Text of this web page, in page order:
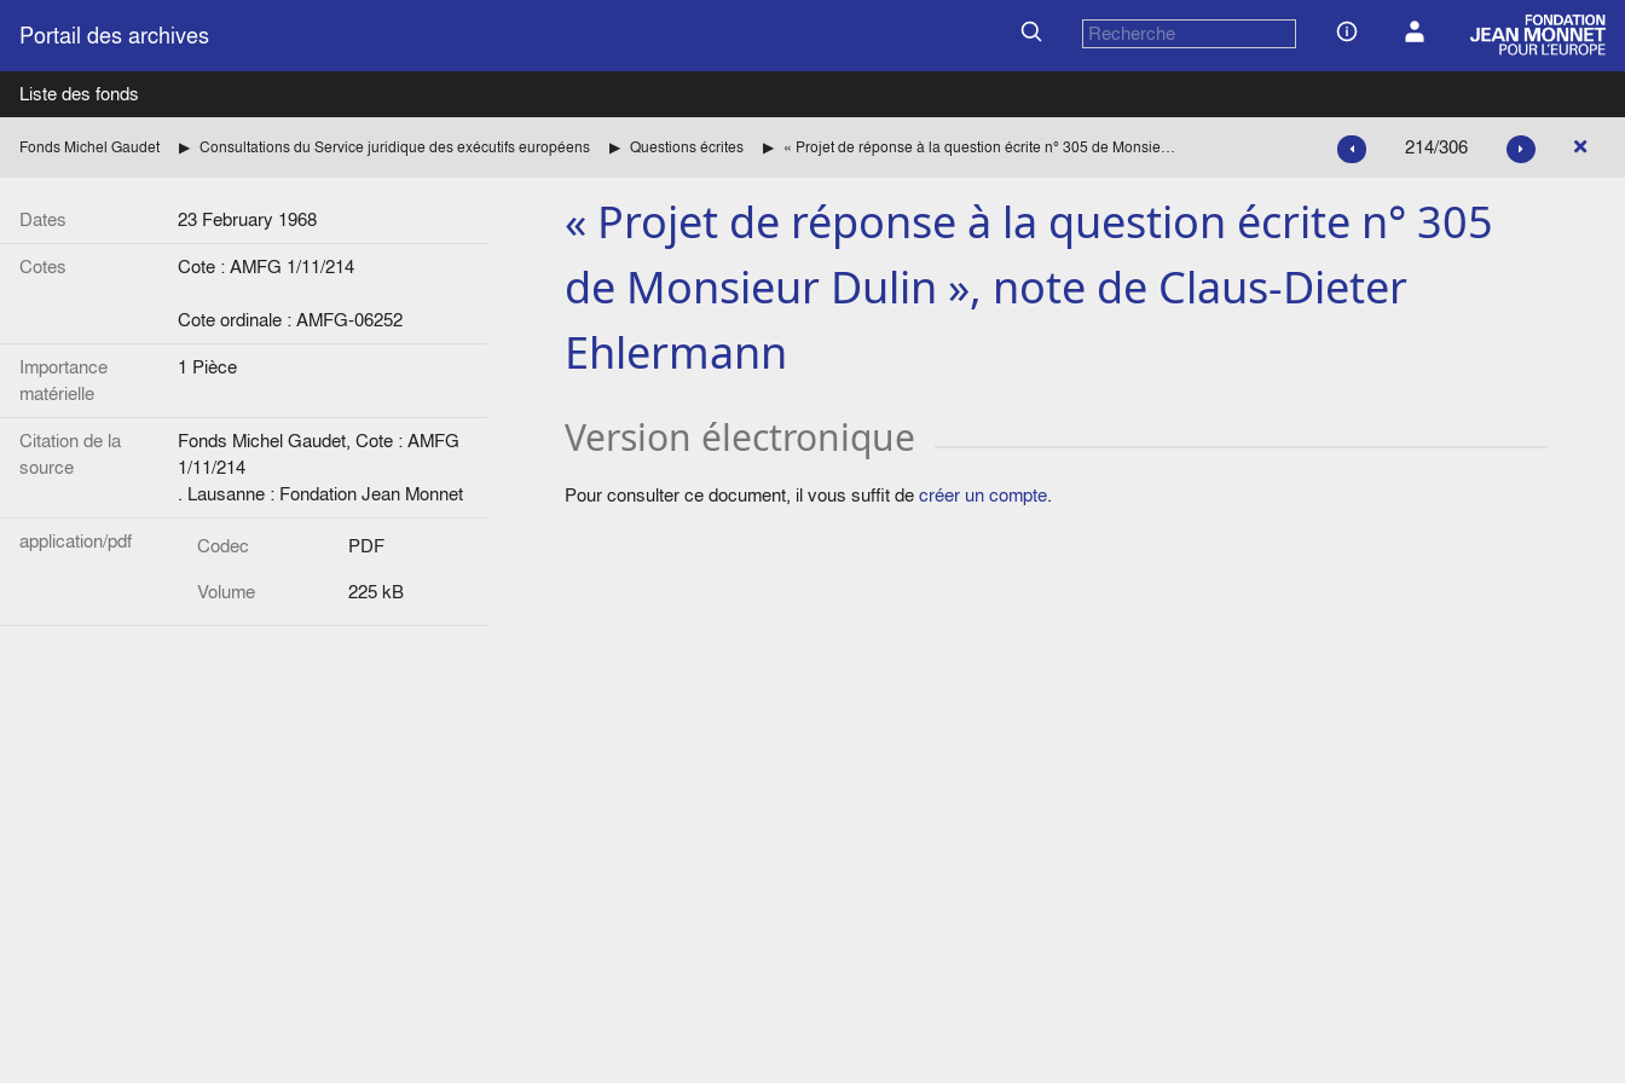
Portail des archives
Liste des fonds
Fonds Michel Gaudet Consultations du Service juridique des exécutifs européens Questions écrites « Projet de réponse à la question écrite n° 305 de Monsieur Dulin », note de Claus-Dieter Ehlermann 214/306
Dates
23 February 1968
Cotes
Cote : AMFG 1/11/214
Cote ordinale : AMFG-06252
Importance
matérielle
1 Pièce
Citation de la
source
Fonds Michel Gaudet, Cote : AMFG
1/11/214
. Lausanne : Fondation Jean Monnet
application/pdf
Codec
PDF
Volume
225 kB
« Projet de réponse à la question écrite n° 305
de Monsieur Dulin », note de Claus-Dieter
Ehlermann
Version électronique
Pour consulter ce document, il vous suffit decréer un compte.